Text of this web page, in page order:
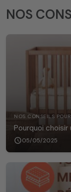
NOS
NOS CONSEILS
Pourquoi
schedule05/05/2025